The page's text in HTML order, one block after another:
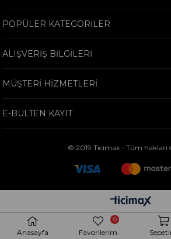
POPÜLER KATEGORİLER
ALIŞVERİŞ BİLGİLERİ
MÜŞTERİ HİZMETLERİ
E-BÜLTEN KAYIT
© 2019 Ticimax - Tüm hakları
Anasayfa Favorilerim
0